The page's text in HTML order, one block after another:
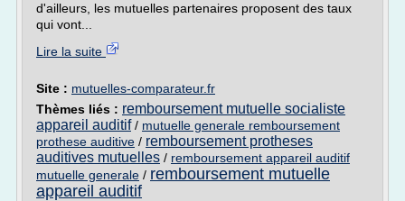
d'ailleurs, les mutuelles partenaires proposent des taux
qui vont...
Lire la suite
Site : mutuelles-comparateur.fr
Thèmes liés : remboursement mutuelle socialiste
appareil auditif/ mutuelle generale remboursement
prothese auditive / remboursement protheses
auditives mutuelles / remboursement appareil auditif
mutuelle generale / remboursement mutuelle
appareil auditif